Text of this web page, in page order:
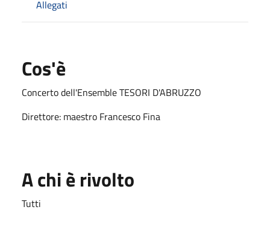
Allegati
Cos'è
Concerto dell'Ensemble TESORI D'ABRUZZO
Direttore: maestro Francesco Fina
A chi è rivolto
Tutti